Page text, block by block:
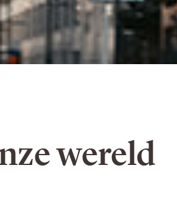
wereld